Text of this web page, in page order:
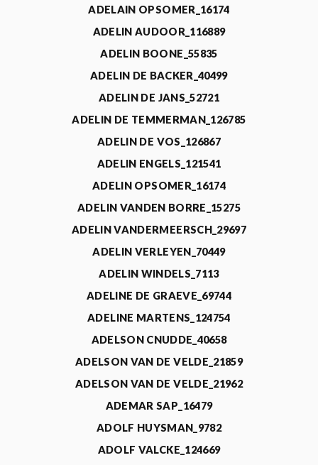
ADELAIN OPSOMER_16174
ADELIN AUDOOR_116889
ADELIN BOONE_55835
ADELIN DE BACKER_40499
ADELIN DE JANS_52721
ADELIN DE TEMMERMAN_126785
ADELIN DE VOS_126867
ADELIN ENGELS_121541
ADELIN OPSOMER_16174
ADELIN VANDEN BORRE_15275
ADELIN VANDERMEERSCH_29697
ADELIN VERLEYEN_70449
ADELIN WINDELS_7113
ADELINE DE GRAEVE_69744
ADELINE MARTENS_124754
ADELSON CNUDDE_40658
ADELSON VAN DE VELDE_21859
ADELSON VAN DE VELDE_21962
ADEMAR SAP_16479
ADOLF HUYSMAN_9782
ADOLF VALCKE_124669